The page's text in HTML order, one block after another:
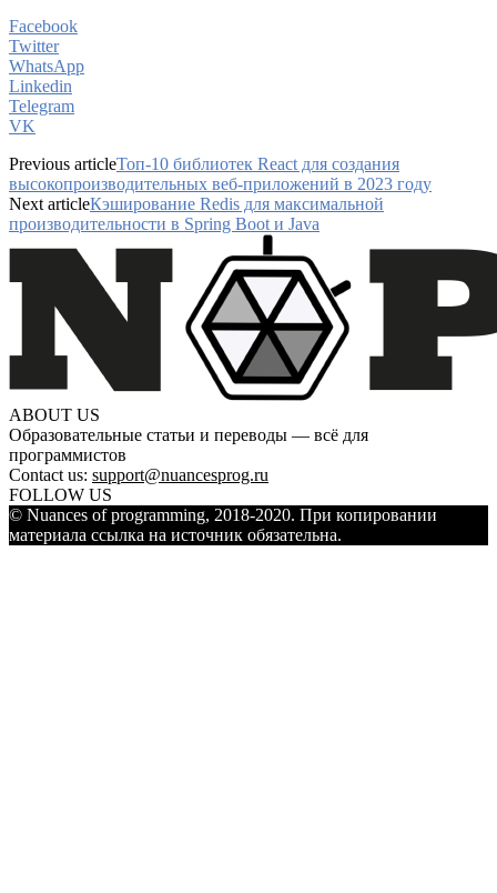
Facebook
Twitter
WhatsApp
Linkedin
Telegram
VK
Previous articleТоп-10 библиотек React для создания
высокопроизводительных веб-приложений в 2023 году
Next articleКэширование Redis для максимальной
производительности в Spring Boot и Java
ABOUT US
Образовательные статьи и переводы — всё для
программистов
Contact us: support@nuancesprog.ru
FOLLOW US
© Nuances of programming, 2018-2020. При копировании
материала ссылка на источник обязательна.